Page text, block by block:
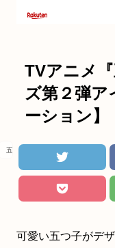
TVアニメ
ズ第２弾
ーション】
五等分の花嫁
可愛い五つ子がデ